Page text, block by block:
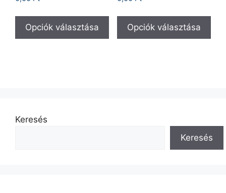
Opciók választása Opciók választása
Keresés
Keresés